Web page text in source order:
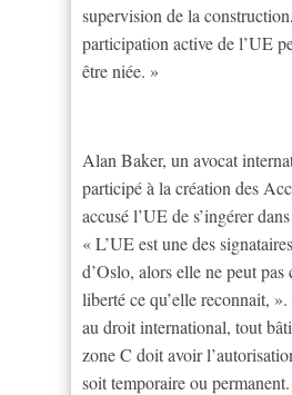
supervision de la
participation active de l’UE
être niée. »
Alan Baker, un avocat
participé à la création des
accusé l’UE de s’ingérer
« L’UE est une des
d’Oslo, alors elle ne peut
liberté ce qu’elle reconnait,
au droit international, tout
zone C doit avoir
soit temporaire ou